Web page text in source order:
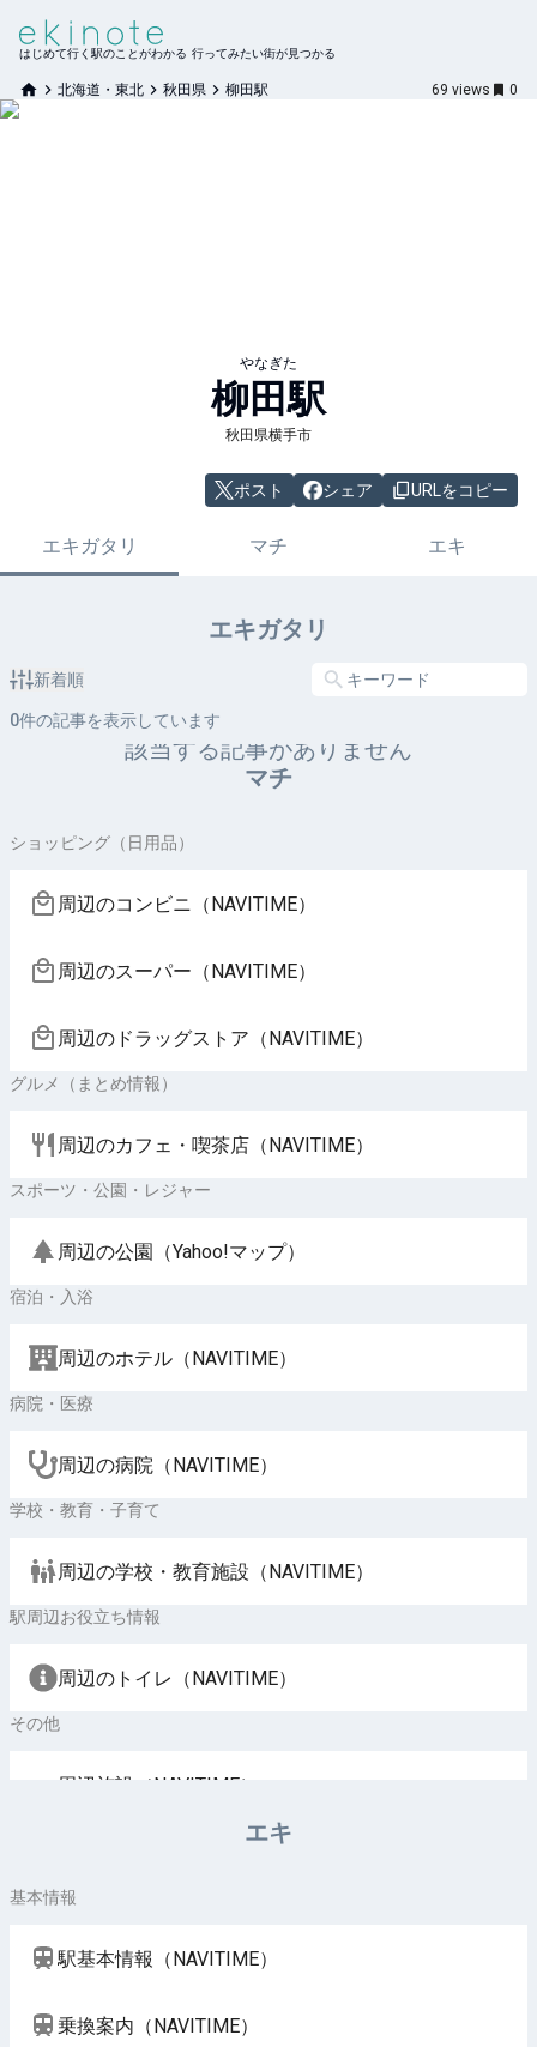
はじめて行く駅のことがわかる 行ってみたい街が見つかる
北海道・東北 秋田県 柳田駅 69 views 0
やなぎた
柳田駅
秋田県横手市
ポスト シェア URLをコピー
エキガタリ マチ エキ
エキガタリ
新着順
0件の記事を表示しています
該当する記事がありません
マチ
ショッピング（日用品）
周辺のコンビニ（NAVITIME）
周辺のスーパー（NAVITIME）
周辺のドラッグストア（NAVITIME）
グルメ（まとめ情報）
周辺のカフェ・喫茶店（NAVITIME）
スポーツ・公園・レジャー
周辺の公園（Yahoo!マップ）
宿泊・入浴
周辺のホテル（NAVITIME）
病院・医療
周辺の病院（NAVITIME）
学校・教育・子育て
周辺の学校・教育施設（NAVITIME）
駅周辺お役立ち情報
周辺のトイレ（NAVITIME）
その他
周辺施設（NAVITIME）
エキ
基本情報
駅基本情報（NAVITIME）
乗換案内（NAVITIME）